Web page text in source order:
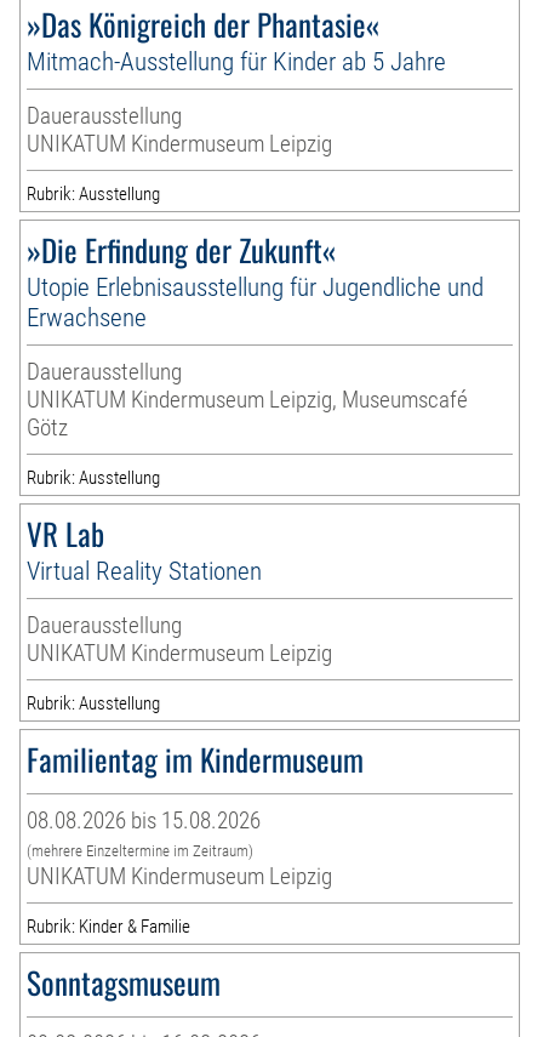
»Das Königreich der Phantasie«
Mitmach-Ausstellung für Kinder ab 5 Jahre
Dauerausstellung
UNIKATUM Kindermuseum Leipzig
Rubrik: Ausstellung
»Die Erfindung der Zukunft«
Utopie Erlebnisausstellung für Jugendliche und
Erwachsene
Dauerausstellung
UNIKATUM Kindermuseum Leipzig, Museumscafé
Götz
Rubrik: Ausstellung
VR Lab
Virtual Reality Stationen
Dauerausstellung
UNIKATUM Kindermuseum Leipzig
Rubrik: Ausstellung
Familientag im Kindermuseum
08.08.2026 bis 15.08.2026
(mehrere Einzeltermine im Zeitraum)
UNIKATUM Kindermuseum Leipzig
Rubrik: Kinder & Familie
Sonntagsmuseum